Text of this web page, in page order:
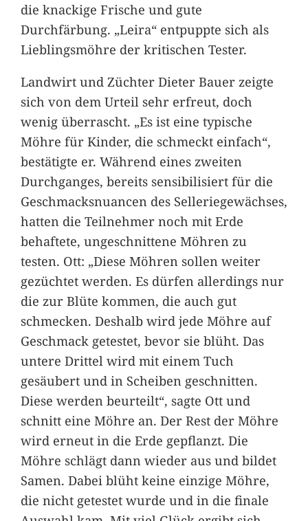
die knackige Frische und gute
Durchfärbung. „Leira“ entpuppte sich als
Lieblingsmöhre der kritischen Tester.
Landwirt und Züchter Dieter Bauer zeigte
sich von dem Urteil sehr erfreut, doch
wenig überrascht. „Es ist eine typische
Möhre für Kinder, die schmeckt einfach“,
bestätigte er. Während eines zweiten
Durchganges, bereits sensibilisiert für die
Geschmacksnuancen des Selleriegewächses,
hatten die Teilnehmer noch mit Erde
behaftete, ungeschnittene Möhren zu
testen. Ott: „Diese Möhren sollen weiter
gezüchtet werden. Es dürfen allerdings nur
die zur Blüte kommen, die auch gut
schmecken. Deshalb wird jede Möhre auf
Geschmack getestet, bevor sie blüht. Das
untere Drittel wird mit einem Tuch
gesäubert und in Scheiben geschnitten.
Diese werden beurteilt“, sagte Ott und
schnitt eine Möhre an. Der Rest der Möhre
wird erneut in die Erde gepflanzt. Die
Möhre schlägt dann wieder aus und bildet
Samen. Dabei blüht keine einzige Möhre,
die nicht getestet wurde und in die finale